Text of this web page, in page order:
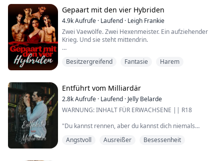
„Oh.“ Ein atemloses Stöhnen entwich meinen Lippen,
als er mich mit der Spitze seines dicken Schwanzes
teilte....
Gepaart mit den vier Hybriden
4.9kAufrufe · Laufend · Leigh Frankie
Zwei Vaewölfe. Zwei Hexenmeister. Ein aufziehender
Krieg. Und sie steht mittendrin.
Eltern und ihres Zwillingsbruders erholen würde. Also
beherrscht wird. Als das Universum ihr eine zweite
Chance gab, beschloss sie, ihre Vergangenheit zu
vergesse...
Besitzergreifend Fantasie Harem
Entführt vom Milliardär
2.8kAufrufe · Laufend · Jelly Belarde
WARNUNG: INHALT FÜR ERWACHSENE || R18
"Du kannst rennen, aber du kannst dich niemals
Cuhen Malcogn.
Angstvoll Ausreißer Besessenheit